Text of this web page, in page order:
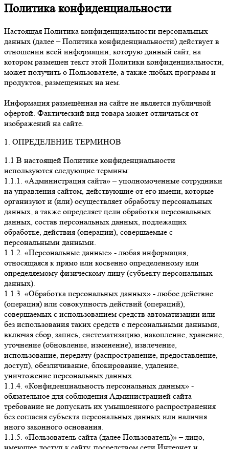
Политика конфиденциальности
Настоящая Политика конфиденциальности персональных
данных (далее – Политика конфиденциальности) действует в
отношении всей информации, которую данный сайт, на
котором размещен текст этой Политики конфиденциальности,
может получить о Пользователе, а также любых программ и
продуктов, размещенных на нем.
Информация размещённая на сайте не является публичной
офертой. Фактический вид товара может отличаться от
изображений на сайте.
1. ОПРЕДЕЛЕНИЕ ТЕРМИНОВ
1.1 В настоящей Политике конфиденциальности
используются следующие термины:
1.1.1. «Администрация сайта» – уполномоченные сотрудники
на управления сайтом, действующие от его имени, которые
организуют и (или) осуществляет обработку персональных
данных, а также определяет цели обработки персональных
данных, состав персональных данных, подлежащих
обработке, действия (операции), совершаемые с
персональными данными.
1.1.2. «Персональные данные» - любая информация,
относящаяся к прямо или косвенно определенному или
определяемому физическому лицу (субъекту персональных
данных).
1.1.3. «Обработка персональных данных» - любое действие
(операция) или совокупность действий (операций),
совершаемых с использованием средств автоматизации или
без использования таких средств с персональными данными,
включая сбор, запись, систематизацию, накопление, хранение,
уточнение (обновление, изменение), извлечение,
использование, передачу (распространение, предоставление,
доступ), обезличивание, блокирование, удаление,
уничтожение персональных данных.
1.1.4. «Конфиденциальность персональных данных» -
обязательное для соблюдения Администрацией сайта
требование не допускать их умышленного распространения
без согласия субъекта персональных данных или наличия
иного законного основания.
1.1.5. «Пользователь сайта (далее Пользователь)» – лицо,